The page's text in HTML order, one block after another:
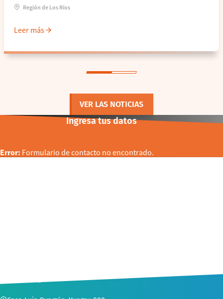
Región de Los Ríos
Leer más
VER LAS NOTICIAS
Ingresa tus datos
Error: Formulario de contacto no encontrado.
CONTACTO